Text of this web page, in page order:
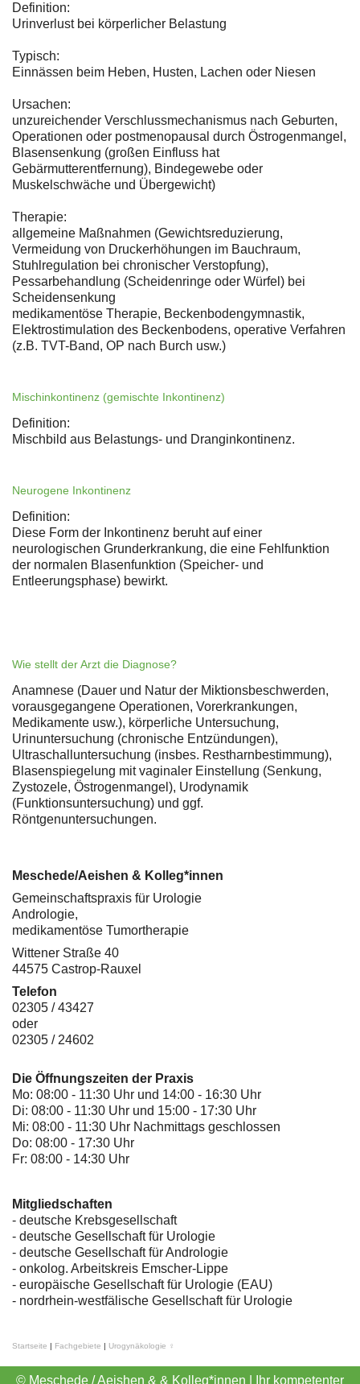
Definition:
Urinverlust bei körperlicher Belastung
Typisch:
Einnässen beim Heben, Husten, Lachen oder Niesen
Ursachen:
unzureichender Verschlussmechanismus nach Geburten,
Operationen oder postmenopausal durch Östrogenmangel,
Blasensenkung (großen Einfluss hat
Gebärmutterentfernung), Bindegewebe oder
Muskelschwäche und Übergewicht)
Therapie:
allgemeine Maßnahmen (Gewichtsreduzierung,
Vermeidung von Druckerhöhungen im Bauchraum,
Stuhlregulation bei chronischer Verstopfung),
Pessarbehandlung (Scheidenringe oder Würfel) bei
Scheidensenkung
medikamentöse Therapie, Beckenbodengymnastik,
Elektrostimulation des Beckenbodens, operative Verfahren
(z.B. TVT-Band, OP nach Burch usw.)
Mischinkontinenz (gemischte Inkontinenz)
Definition:
Mischbild aus Belastungs- und Dranginkontinenz.
Neurogene Inkontinenz
Definition:
Diese Form der Inkontinenz beruht auf einer
neurologischen Grunderkrankung, die eine Fehlfunktion
der normalen Blasenfunktion (Speicher- und
Entleerungsphase) bewirkt.
Wie stellt der Arzt die Diagnose?
Anamnese (Dauer und Natur der Miktionsbeschwerden,
vorausgegangene Operationen, Vorerkrankungen,
Medikamente usw.), körperliche Untersuchung,
Urinuntersuchung (chronische Entzündungen),
Ultraschalluntersuchung (insbes. Restharnbestimmung),
Blasenspiegelung mit vaginaler Einstellung (Senkung,
Zystozele, Östrogenmangel), Urodynamik
(Funktionsuntersuchung) und ggf.
Röntgenuntersuchungen.
Meschede/Aeishen & Kolleg*innen
Gemeinschaftspraxis für Urologie
Andrologie,
medikamentöse Tumortherapie
Wittener Straße 40
44575 Castrop-Rauxel
Telefon
02305 / 43427
oder
02305 / 24602
Die Öffnungszeiten der Praxis
Mo: 08:00 - 11:30 Uhr und 14:00 - 16:30 Uhr
Di: 08:00 - 11:30 Uhr und 15:00 - 17:30 Uhr
Mi: 08:00 - 11:30 Uhr Nachmittags geschlossen
Do: 08:00 - 17:30 Uhr
Fr: 08:00 - 14:30 Uhr
Mitgliedschaften
- deutsche Krebsgesellschaft
- deutsche Gesellschaft für Urologie
- deutsche Gesellschaft für Andrologie
- onkolog. Arbeitskreis Emscher-Lippe
- europäische Gesellschaft für Urologie (EAU)
- nordrhein-westfälische Gesellschaft für Urologie
Startseite | Fachgebiete | Urogynäkologie ♀
© Meschede / Aeishen & & Kolleg*innen | Ihr kompetenter